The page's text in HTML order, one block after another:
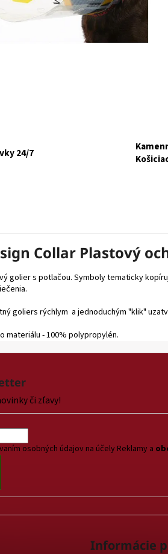
24/7
Collar Plastový
golier s potlačou. Symboly tematicky
goliers rýchlym a jednoduchým "klik"
materiálu - 100% polypropylén.
€6,10
či zľavy!
osobných údajov na účely Reklamy a
Informácie